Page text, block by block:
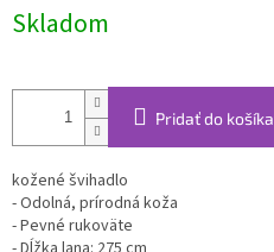
cena:
Skladom
Pridať do košíka
kožené švihadlo
-Odolná, prírodná koža
-Pevné rukoväte